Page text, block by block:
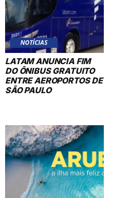
NOTÍCIAS
LATAM ANUNCIA FIM
DO ÔNIBUS GRATUITO
ENTRE AEROPORTOS DE
SÃO PAULO